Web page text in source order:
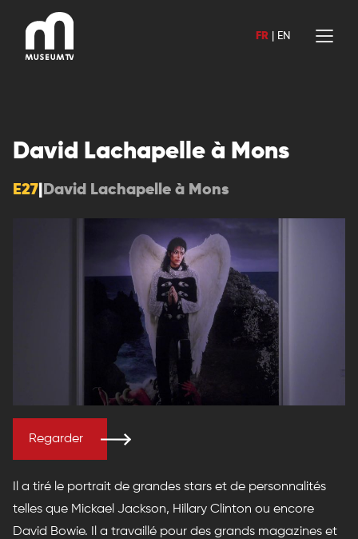
contenu
FR EN
David Lachapelle à Mons
E27 David Lachapelle à Mons
Regarder
Il a tiré le portrait de grandes stars et de personnalités
telles que Mickael Jackson, Hillary Clinton ou encore
David Bowie. Il a travaillé pour des grands magazines et